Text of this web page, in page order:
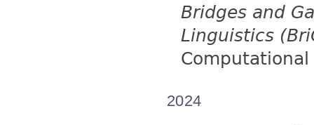
Bridges and
Linguistics
2024